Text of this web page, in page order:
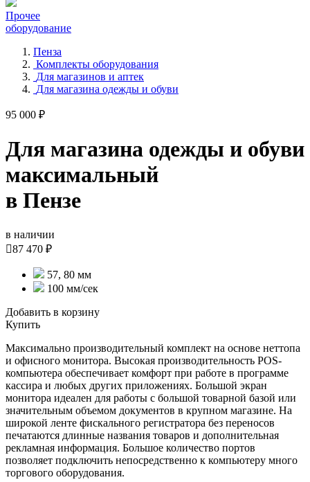
Прочее
оборудование
Пенза
Комплекты оборудования
Для магазинов и аптек
Для магазина одежды и обуви
95 000 ₽
Для магазина одежды и обуви
максимальный
в Пензе
в наличии
87 470 ₽
57, 80 мм
100 мм/cек
Добавить в корзину
Купить
Максимально производительный комплект на основе неттопа
и офисного монитора. Высокая производительность POS-
компьютера обеспечивает комфорт при работе в программе
кассира и любых других приложениях. Большой экран
монитора идеален для работы с большой товарной базой или
значительным объемом документов в крупном магазине. На
широкой ленте фискального регистратора без переносов
печатаются длинные названия товаров и дополнительная
рекламная информация. Большое количество портов
позволяет подключить непосредственно к компьютеру много
торгового оборудования.